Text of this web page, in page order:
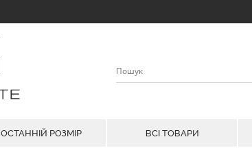
ОСТАННІЙ РОЗМІР ВСІ ТОВАРИ